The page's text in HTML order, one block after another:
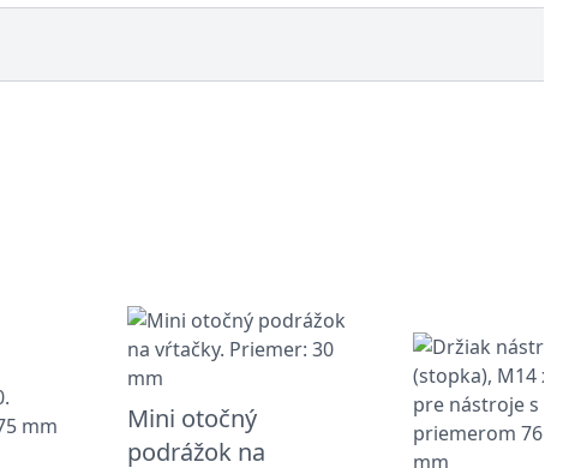
Mini otočný
podrážok na